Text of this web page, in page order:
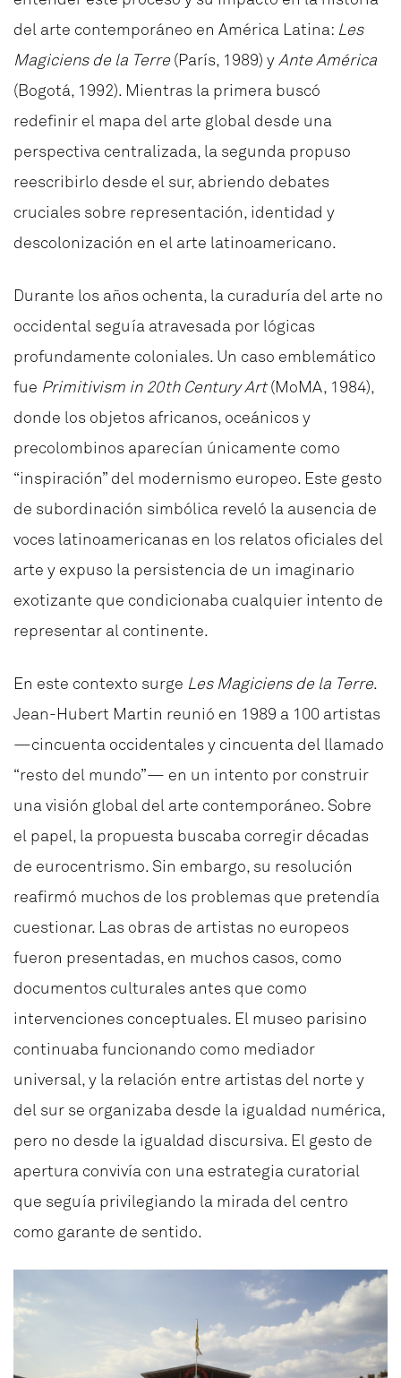
del arte contemporáneo en América Latina: Les
Magiciens de la Terre(París, 1989) yAnte América
(Bogotá, 1992). Mientras la primera buscó
redefinir el mapa del arte global desde una
perspectiva centralizada, la segunda propuso
reescribirlo desde el sur, abriendo debates
cruciales sobre representación, identidad y
descolonización en el arte latinoamericano.
Durante los años ochenta, la curaduría del arte no
occidental seguía atravesada por lógicas
profundamente coloniales. Un caso emblemático
fue Primitivism in 20th Century Art(MoMA, 1984),
donde los objetos africanos, oceánicos y
precolombinos aparecían únicamente como
“inspiración” del modernismo europeo. Este gesto
de subordinación simbólica reveló la ausencia de
voces latinoamericanas en los relatos oficiales del
arte y expuso la persistencia de un imaginario
exotizante que condicionaba cualquier intento de
representar al continente.
En este contexto surge Les Magiciens de la Terre.
Jean-Hubert Martin reunió en 1989 a 100 artistas
—cincuenta occidentales y cincuenta del llamado
“resto del mundo”— en un intento por construir
una visión global del arte contemporáneo. Sobre
el papel, la propuesta buscaba corregir décadas
de eurocentrismo. Sin embargo, su resolución
reafirmó muchos de los problemas que pretendía
cuestionar. Las obras de artistas no europeos
fueron presentadas, en muchos casos, como
documentos culturales antes que como
intervenciones conceptuales. El museo parisino
continuaba funcionando como mediador
universal, y la relación entre artistas del norte y
del sur se organizaba desde la igualdad numérica,
pero no desde la igualdad discursiva. El gesto de
apertura convivía con una estrategia curatorial
que seguía privilegiando la mirada del centro
como garante de sentido.